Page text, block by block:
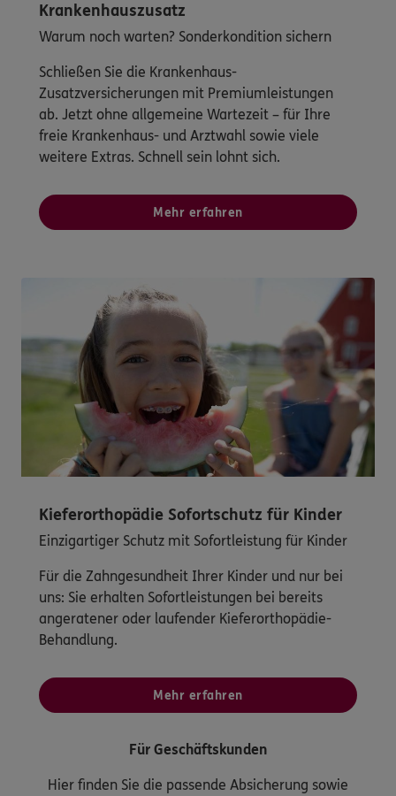
Krankenhauszusatz
Warum noch warten? Sonderkondition sichern
Schließen Sie die Krankenhaus-
Zusatzversicherungen mit Premiumleistungen
ab. Jetzt ohne allgemeine Wartezeit – für Ihre
freie Krankenhaus- und Arztwahl sowie viele
weitere Extras. Schnell sein lohnt sich.
Mehr erfahren
Kieferorthopädie Sofortschutz für Kinder
Einzigartiger Schutz mit Sofortleistung für Kinder
Für die Zahngesundheit Ihrer Kinder und nur bei
uns: Sie erhalten Sofortleistungen bei bereits
angeratener oder laufender Kieferorthopädie-
Behandlung.
Mehr erfahren
Für Geschäftskunden
Hier finden Sie die passende Absicherung sowie